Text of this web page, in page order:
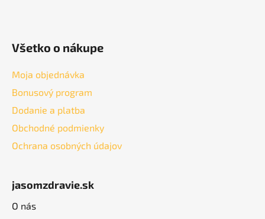
Všetko o nákupe
Moja objednávka
Bonusový program
Dodanie a platba
Obchodné podmienky
Ochrana osobných údajov
jasomzdravie.sk
O nás